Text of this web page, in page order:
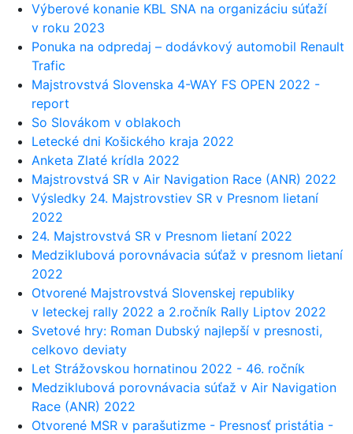
Výberové konanie KBL SNA na organizáciu súťaží
v roku 2023
Ponuka na odpredaj – dodávkový automobil Renault
Trafic
Majstrovstvá Slovenska 4-WAY FS OPEN 2022 -
report
So Slovákom v oblakoch
Letecké dni Košického kraja 2022
Anketa Zlaté krídla 2022
Majstrovstvá SR v Air Navigation Race (ANR) 2022
Výsledky 24. Majstrovstiev SR v Presnom lietaní
2022
24. Majstrovstvá SR v Presnom lietaní 2022
Medziklubová porovnávacia súťaž v presnom lietaní
2022
Otvorené Majstrovstvá Slovenskej republiky
v leteckej rally 2022 a 2.ročník Rally Liptov 2022
Svetové hry: Roman Dubský najlepší v presnosti,
celkovo deviaty
Let Strážovskou hornatinou 2022 - 46. ročník
Medziklubová porovnávacia súťaž v Air Navigation
Race (ANR) 2022
Otvorené MSR v parašutizme - Presnosť pristátia -